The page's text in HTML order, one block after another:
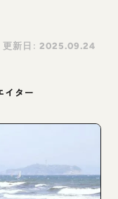
更新日: 2025.09.24
イター